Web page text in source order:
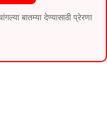
बातम्या देण्यासाठी प्रेरणा